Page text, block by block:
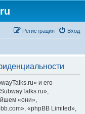
Вход
Регистрация
и его
«они»,
«phpBB Limited»,